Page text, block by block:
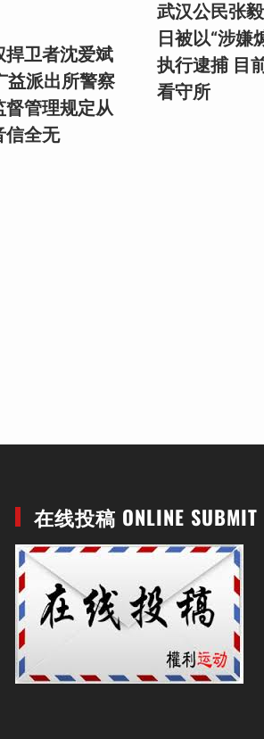
捍卫者沈爱斌
益派出所警察
督管理规定从
信全无
武汉公民张
日被以“涉嫌
执行逮捕 目
看守所
在线投稿 ONLINE SUBMIT